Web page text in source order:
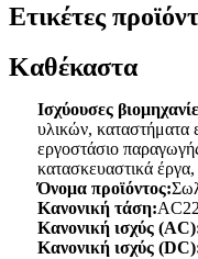
Ετικέτες
Καθέκαστα
Ισχύουσες
υλικών, καταστήματα
εργοστάσιο
κατασκευαστικά έργα,
Όνομα προϊόντος:
Κανονική τάση:
Κανονική ισχύς
Κανονική ισχύς